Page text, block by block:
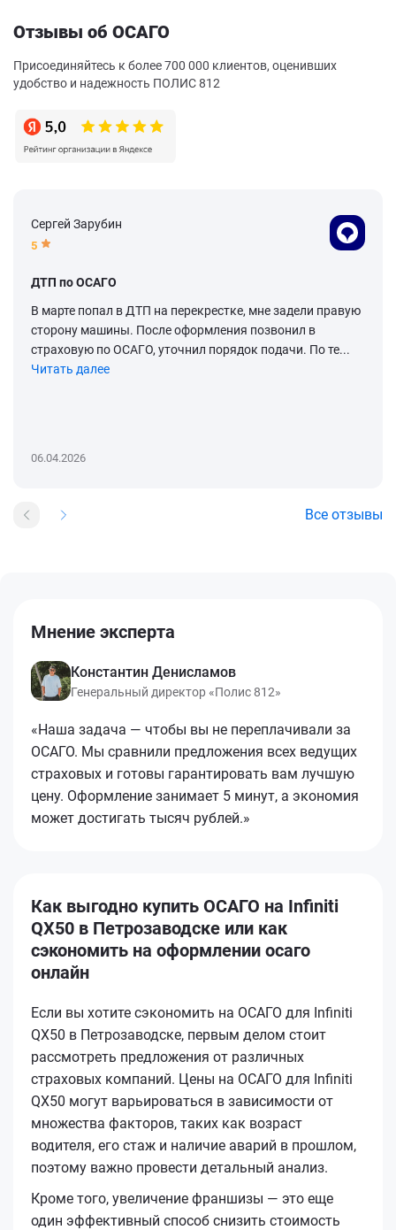
Отзывы об ОСАГО
Присоединяйтесь к более 700 000 клиентов, оценивших
удобство и надежность ПОЛИС 812
Сергей Зарубин
5
ДТП по ОСАГО
В марте попал в ДТП на перекрестке, мне задели правую
сторону машины. После оформления позвонил в
страховую по ОСАГО, уточнил порядок подачи. По те...
Читать далее
06.04.2026
Все отзывы
Мнение эксперта
Константин Денисламов
Генеральный директор «Полис 812»
«Наша задача — чтобы вы не переплачивали за
ОСАГО. Мы сравнили предложения всех ведущих
страховых и готовы гарантировать вам лучшую
цену. Оформление занимает 5 минут, а экономия
может достигать тысяч рублей.»
Как выгодно купить ОСАГО на Infiniti
QX50 в Петрозаводске или как
сэкономить на оформлении осаго
онлайн
Если вы хотите сэкономить на ОСАГО для Infiniti
QX50 в Петрозаводске, первым делом стоит
рассмотреть предложения от различных
страховых компаний. Цены на ОСАГО для Infiniti
QX50 могут варьироваться в зависимости от
множества факторов, таких как возраст
водителя, его стаж и наличие аварий в прошлом,
поэтому важно провести детальный анализ.
Кроме того, увеличение франшизы — это еще
один эффективный способ снизить стоимость